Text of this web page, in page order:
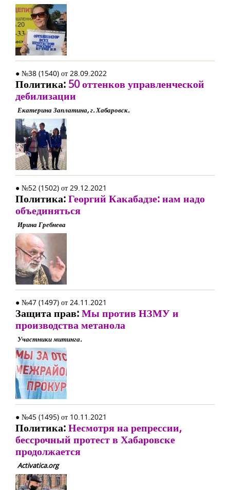
● №38 (1540) от 28.09.2022
Политика: 50 оттенков управленческой
дебилизации
Екатерина Заплатина, г. Хабаровск.
● №52 (1502) от 29.12.2021
Политика:Георгий Какабадзе: нам надо
объединяться
Ирина Гребнева
● №47 (1497) от 24.11.2021
Защита прав:Мы против НЗМУ и
производства метанола
Участники митинга.
● №45 (1495) от 10.11.2021
Политика:Несмотря на репрессии,
бессрочный протест в Хабаровске
продолжается
Activatica.org